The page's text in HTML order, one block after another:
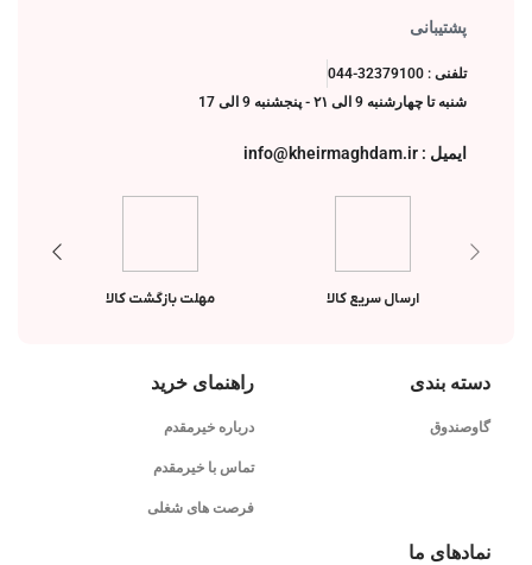
پشتیبانی
تلفنی : 32379100-044
شنبه تا چهارشنبه 9 الی ۲۱ - پنجشنبه 9 الی 17
ایمیل : info@kheirmaghdam.ir
ارسال سریع کالا مهلت بازگشت کالا
دسته بندی
گاوصندوق
راهنمای خرید
درباره خیرمقدم
تماس با خیرمقدم
فرصت های شغلی
نمادهای ما